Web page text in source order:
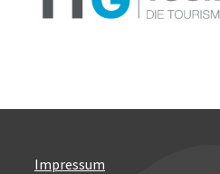
Impressum